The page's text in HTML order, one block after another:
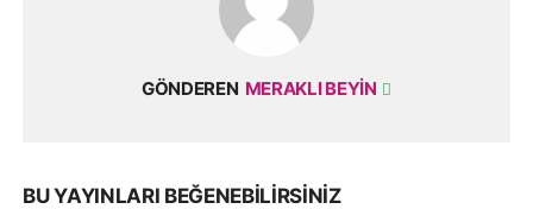
GÖNDEREN MERAKLI BEYIN
BU YAYINLARI BEĞENEBILIRSINIZ